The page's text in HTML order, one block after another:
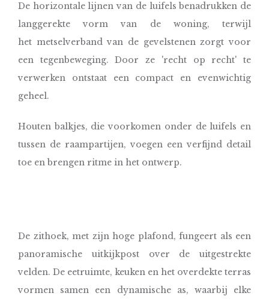
De horizontale lijnen van de luifels benadrukken de
langgerekte vorm van de woning, terwijl
het metselverband van de gevelstenen zorgt voor
een tegenbeweging. Door ze 'recht op recht' te
verwerken ontstaat een compact en evenwichtig
geheel.
Houten balkjes, die voorkomen onder de luifels en
tussen de raampartijen, voegen een verfijnd detail
toe en brengen ritme in het ontwerp.
De zithoek, met zijn hoge plafond, fungeert als een
panoramische uitkijkpost over de uitgestrekte
velden. De eetruimte, keuken en het overdekte terras
vormen samen een dynamische as, waarbij elke